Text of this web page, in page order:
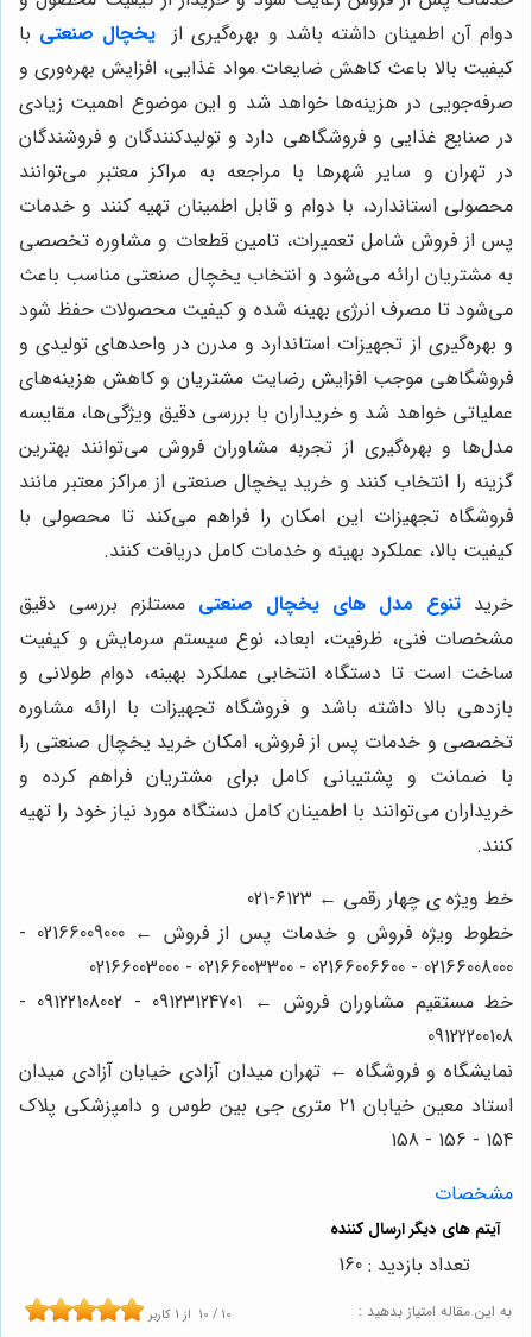
دوام آن اطمینان داشته باشد و بهره‌گیری از یخچال صنعتی با
کیفیت بالا باعث کاهش ضایعات مواد غذایی، افزایش بهره‌وری و
صرفه‌جویی در هزینه‌ها خواهد شد و این موضوع اهمیت زیادی
در صنایع غذایی و فروشگاهی دارد و تولیدکنندگان و فروشندگان
در تهران و سایر شهرها با مراجعه به مراکز معتبر می‌توانند
محصولی استاندارد، با دوام و قابل اطمینان تهیه کنند و خدمات
پس از فروش شامل تعمیرات، تامین قطعات و مشاوره تخصصی
به مشتریان ارائه می‌شود و انتخاب یخچال صنعتی مناسب باعث
می‌شود تا مصرف انرژی بهینه شده و کیفیت محصولات حفظ شود
و بهره‌گیری از تجهیزات استاندارد و مدرن در واحدهای تولیدی و
فروشگاهی موجب افزایش رضایت مشتریان و کاهش هزینه‌های
عملیاتی خواهد شد و خریداران با بررسی دقیق ویژگی‌ها، مقایسه
مدل‌ها و بهره‌گیری از تجربه مشاوران فروش می‌توانند بهترین
گزینه را انتخاب کنند و خرید یخچال صنعتی از مراکز معتبر مانند
فروشگاه تجهیزات این امکان را فراهم می‌کند تا محصولی با
کیفیت بالا، عملکرد بهینه و خدمات کامل دریافت کنند.
خرید تنوع مدل های یخچال صنعتی مستلزم بررسی دقیق
مشخصات فنی، ظرفیت، ابعاد، نوع سیستم سرمایش و کیفیت
ساخت است تا دستگاه انتخابی عملکرد بهینه، دوام طولانی و
بازدهی بالا داشته باشد و فروشگاه تجهیزات با ارائه مشاوره
تخصصی و خدمات پس از فروش، امکان خرید یخچال صنعتی را
با ضمانت و پشتیبانی کامل برای مشتریان فراهم کرده و
خریداران می‌توانند با اطمینان کامل دستگاه مورد نیاز خود را تهیه
کنند.
خط ویژه ی چهار رقمی ← 6123-021
خطوط ویژه فروش و خدمات پس از فروش ← 02166009000 -
02166008000 - 02166006600 - 02166003300 - 02166003000
خط مستقیم مشاوران فروش ← 09123124701 - 09122108002 -
09122200108
نمایشگاه و فروشگاه ← تهران میدان آزادی خیابان آزادی میدان
استاد معین خیابان ۲۱ متری جی بین طوس و دامپزشکی پلاک
154 - 156 - 158
مشخصات
به این مقاله امتیاز بدهید : 10 / 10 از 1 کاربر
تعداد بازدید : 160